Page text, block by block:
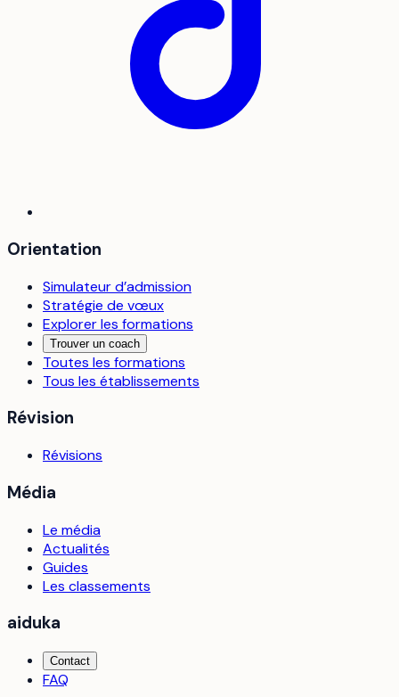
Orientation
Simulateur d’admission
Stratégie de vœux
Explorer les formations
Trouver un coach
Toutes les formations
Tous les établissements
Révision
Révisions
Média
Le média
Actualités
Guides
Les classements
aiduka
Contact
FAQ